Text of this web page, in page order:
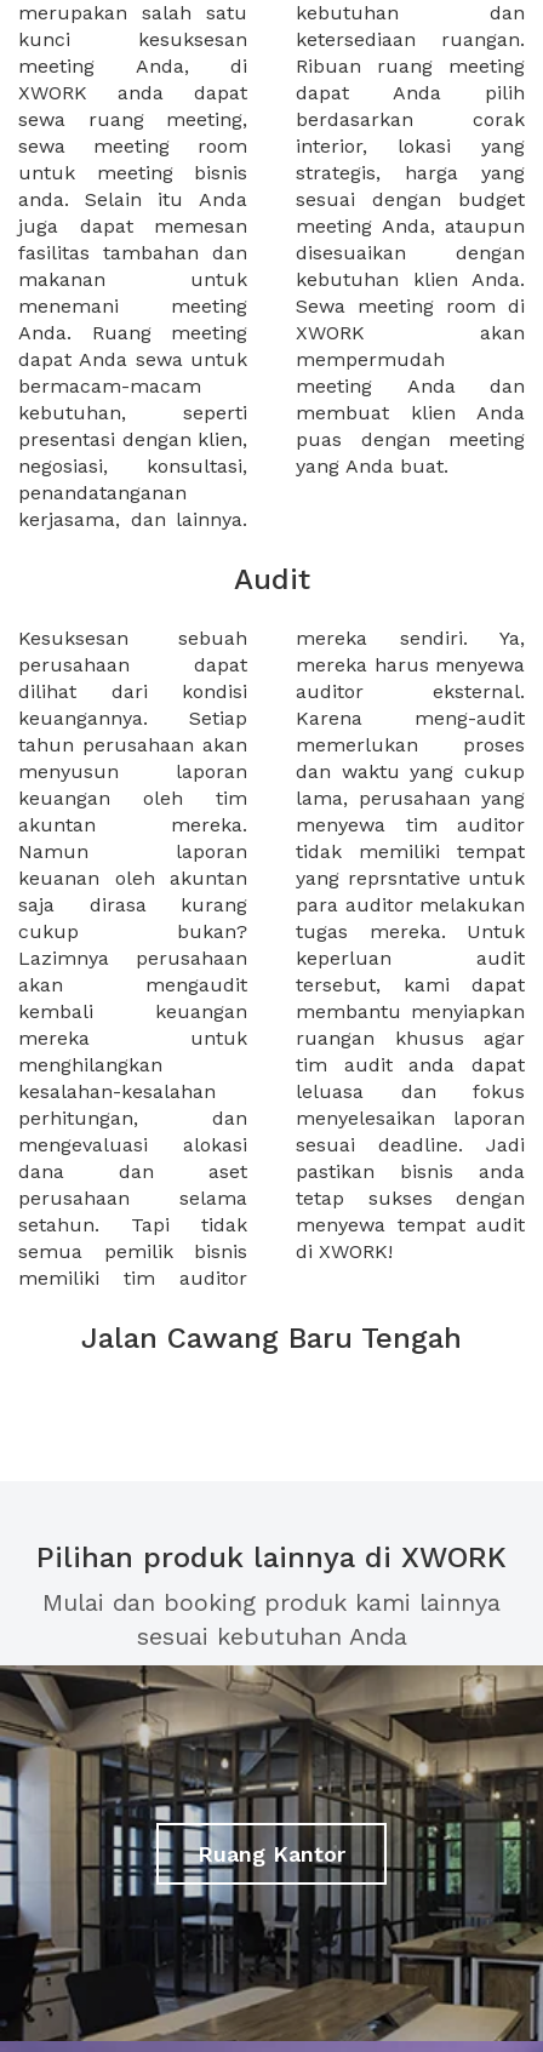
merupakan salah satu
kunci kesuksesan
meeting Anda, di
XWORK anda dapat
sewa ruang meeting,
sewa meeting room
untuk meeting bisnis
anda. Selain itu Anda
juga dapat memesan
fasilitas tambahan dan
makanan untuk
menemani meeting
Anda. Ruang meeting
dapat Anda sewa untuk
bermacam-macam
kebutuhan, seperti
presentasi dengan klien,
negosiasi, konsultasi,
penandatanganan
kerjasama, dan lainnya.
kebutuhan dan
ketersediaan ruangan.
Ribuan ruang meeting
dapat Anda pilih
berdasarkan corak
interior, lokasi yang
strategis, harga yang
sesuai dengan budget
meeting Anda, ataupun
disesuaikan dengan
kebutuhan klien Anda.
Sewa meeting room di
XWORK akan
mempermudah
meeting Anda dan
membuat klien Anda
puas dengan meeting
yang Anda buat.
Audit
Kesuksesan sebuah
perusahaan dapat
dilihat dari kondisi
keuangannya. Setiap
tahun perusahaan akan
menyusun laporan
keuangan oleh tim
akuntan mereka.
Namun laporan
keuanan oleh akuntan
saja dirasa kurang
cukup bukan?
Lazimnya perusahaan
akan mengaudit
kembali keuangan
mereka untuk
menghilangkan
kesalahan-kesalahan
perhitungan, dan
mengevaluasi alokasi
dana dan aset
perusahaan selama
setahun. Tapi tidak
semua pemilik bisnis
memiliki tim auditor
mereka sendiri. Ya,
mereka harus menyewa
auditor eksternal.
Karena meng-audit
memerlukan proses
dan waktu yang cukup
lama, perusahaan yang
menyewa tim auditor
tidak memiliki tempat
yang reprsntative untuk
para auditor melakukan
tugas mereka. Untuk
keperluan audit
tersebut, kami dapat
membantu menyiapkan
ruangan khusus agar
tim audit anda dapat
leluasa dan fokus
menyelesaikan laporan
sesuai deadline. Jadi
pastikan bisnis anda
tetap sukses dengan
menyewa tempat audit
di XWORK!
Jalan Cawang Baru Tengah
Pilihan produk lainnya di XWORK
Mulai dan booking produk kami lainnya
sesuai kebutuhan Anda
Ruang Kantor